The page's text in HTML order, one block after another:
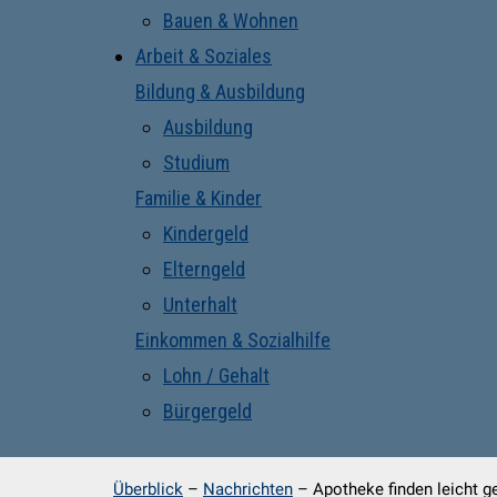
Bauen & Wohnen
Arbeit & Soziales
Bildung & Ausbildung
Ausbildung
Studium
Familie & Kinder
Kindergeld
Elterngeld
Unterhalt
Einkommen & Sozialhilfe
Lohn / Gehalt
Bürgergeld
Überblick – Nachrichten – Apotheke finden leicht